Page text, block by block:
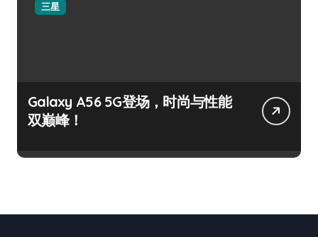
三星
Galaxy A56 5G登场，时尚与性能
双巅峰！